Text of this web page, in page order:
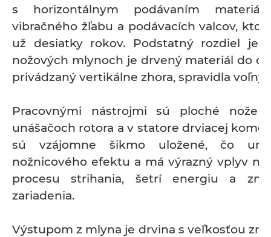
s horizontálnym podávaním
vibračného žľabu a podávacích valcov,
už desiatky rokov. Podstatný rozdiel je
nožových mlynoch je drvený materiál do
privádzaný vertikálne zhora, spravidla
Pracovnými nástrojmi sú ploché nože
unášačoch rotora a v statore drviacej
sú vzájomne šikmo uložené, čo
nožnicového efektu a má výrazný vplyv
procesu strihania, šetrí energiu a
zariadenia.
Výstupom z mlyna je drvina s veľkosťou